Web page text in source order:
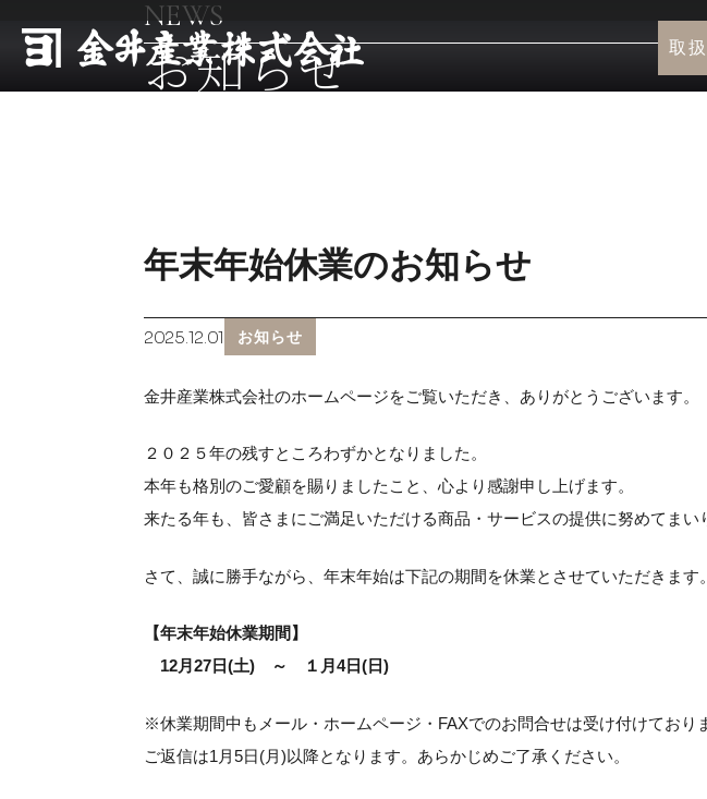
取
NEWS
お知らせ
年末年始休業のお知らせ
2025.12.01 お知らせ
金井産業株式会社のホームページをご覧いただき、ありがとうございます。
２０２５年の残すところわずかとなりました。
本年も格別のご愛顧を賜りましたこと、心より感謝申し上げます。
来たる年も、皆さまにご満足いただける商品・サービスの提供に努めてま
さて、誠に勝手ながら、年末年始は下記の期間を休業とさせていただきます。
【年末年始休業期間】
12月27日(土) ～ １月4日(日)
※休業期間中もメール・ホームページ・FAXでのお問合せは受け付けており
ご返信は1月5日(月)以降となります。あらかじめご了承ください。